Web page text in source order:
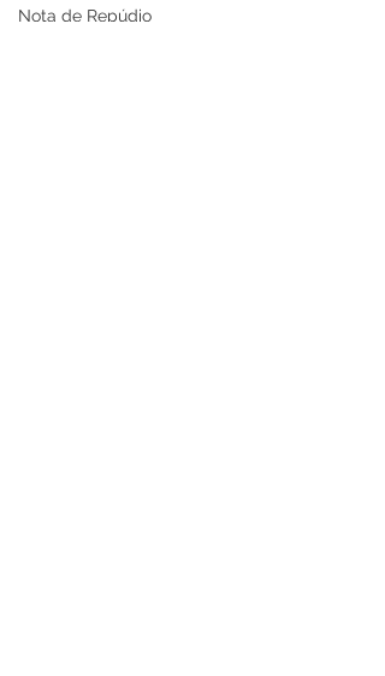
Nota de Repúdio